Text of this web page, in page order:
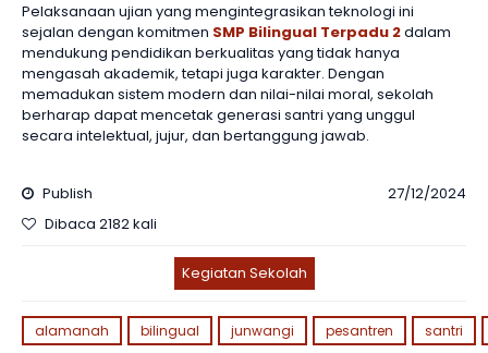
Pelaksanaan ujian yang mengintegrasikan teknologi ini
sejalan dengan komitmen SMP Bilingual Terpadu 2dalam
mendukung pendidikan berkualitas yang tidak hanya
mengasah akademik, tetapi juga karakter. Dengan
memadukan sistem modern dan nilai-nilai moral, sekolah
berharap dapat mencetak generasi santri yang unggul
secara intelektual, jujur, dan bertanggung jawab.
Publish
27/12/2024
Dibaca 2182 kali
Kegiatan Sekolah
alamanah bilingual junwangi pesantren santri